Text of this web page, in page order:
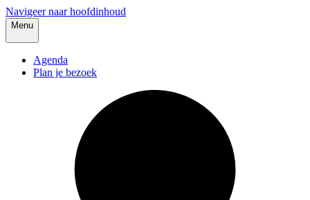
Navigeer naar hoofdinhoud
Menu
Agenda
Plan je bezoek